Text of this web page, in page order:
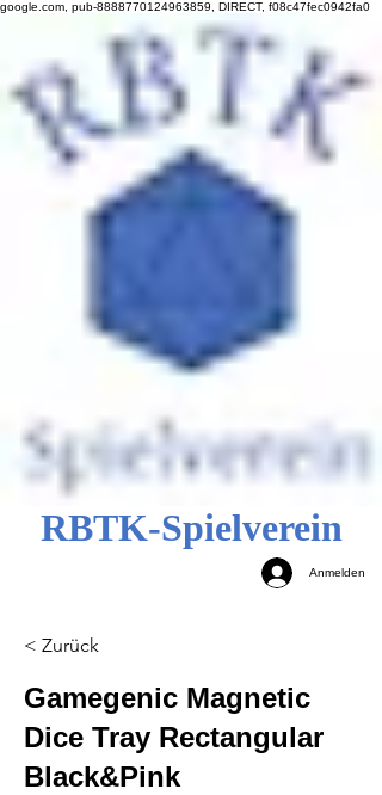
google.com, pub-8888770124963859, DIRECT, f08c47fec0942fa0
RBTK-Spielverein
Anmelden
< Zurück
Gamegenic Magnetic
Dice Tray Rectangular
Black&Pink